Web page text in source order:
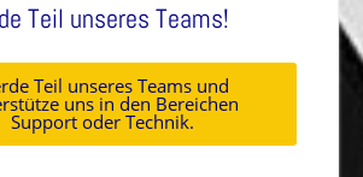
Teil unseres Teams!
Teil unseres Teams und
uns in den Bereichen
Support oder Technik.